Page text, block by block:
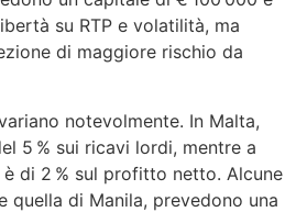
su RTP e volatilità, ma
di maggiore rischio da
notevolmente. In Malta,
5 % sui ricavi lordi, mentre a
di 2 % sul profitto netto. Alcune
quella di Manila, prevedono una